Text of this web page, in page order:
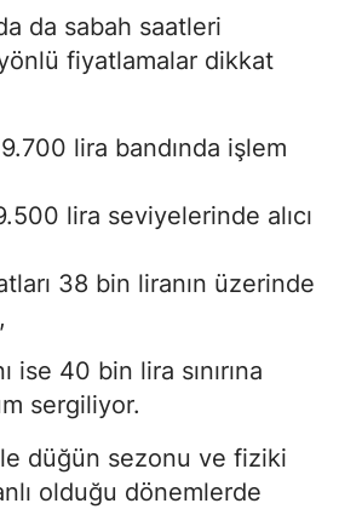
da sabah saatleri
fiyatlamalar dikkat
lira bandında işlem
lira seviyelerinde alıcı
38 bin liranın üzerinde
ise 40 bin lira sınırına
sergiliyor.
düğün sezonu ve fiziki
olduğu dönemlerde